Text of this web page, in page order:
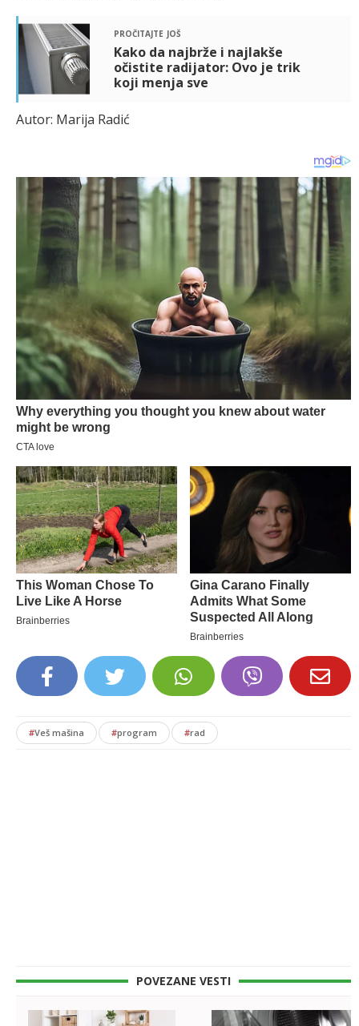
pročitajte još
Kako da najbrže i najlakše
očistite radijator: Ovo je trik
koji menja sve
Autor: Marija Radić
#Veš mašina #program #rad
POVEZANE VESTI